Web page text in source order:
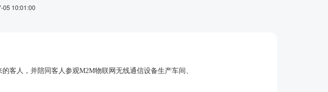
05 10:01:00
人，并陪同客人参观M2M物联网无线通信设备生产车间、